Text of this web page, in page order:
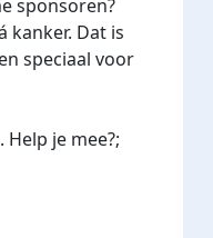
sponsoren?
kanker. Dat is
speciaal voor
je mee?;